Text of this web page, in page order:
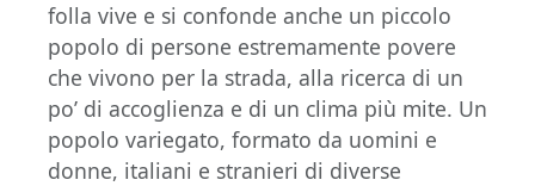
folla vive e si confonde anche un piccolo
popolo di persone estremamente povere
che vivono per la strada, alla ricerca di un
po’ di accoglienza e di un clima più mite. Un
popolo variegato, formato da uomini e
donne, italiani e stranieri di diverse